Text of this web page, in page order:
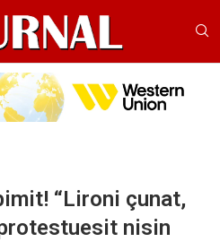
“Lironi çunat,
nisin